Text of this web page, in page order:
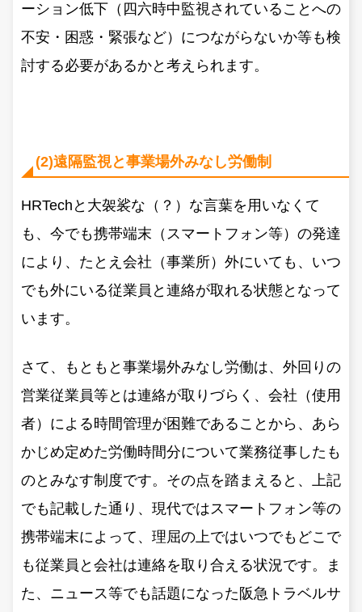
ーション低下（四六時中監視されていることへの
不安・困惑・緊張など）につながらないか等も検
討する必要があるかと考えられます。
(2)遠隔監視と事業場外みなし労働制
HRTechと大袈裟な（？）な言葉を用いなくて
も、今でも携帯端末（スマートフォン等）の発達
により、たとえ会社（事業所）外にいても、いつ
でも外にいる従業員と連絡が取れる状態となって
います。
さて、もともと事業場外みなし労働は、外回りの
営業従業員等とは連絡が取りづらく、会社（使用
者）による時間管理が困難であることから、あら
かじめ定めた労働時間分について業務従事したも
のとみなす制度です。その点を踏まえると、上記
でも記載した通り、現代ではスマートフォン等の
携帯端末によって、理屈の上ではいつでもどこで
も従業員と会社は連絡を取り合える状況です。ま
た、ニュース等でも話題になった阪急トラベルサ